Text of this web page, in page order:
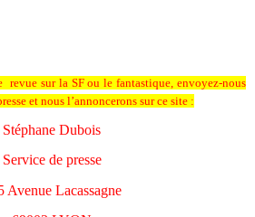
revue sur la SF ou le fantastique, envoyez-nous
et nous l’annoncerons sur ce site :
Stéphane Dubois
Service de presse
Avenue Lacassagne